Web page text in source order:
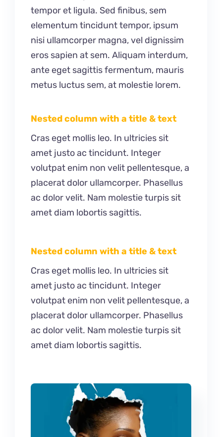
tempor et ligula. Sed finibus, sem
elementum tincidunt tempor, ipsum
nisi ullamcorper magna, vel dignissim
eros sapien at sem. Aliquam interdum,
ante eget sagittis fermentum, mauris
metus luctus sem, at molestie lorem.
Nested column with a title & text
Cras eget mollis leo. In ultricies sit
amet justo ac tincidunt. Integer
volutpat enim non velit pellentesque, a
placerat dolor ullamcorper. Phasellus
ac dolor velit. Nam molestie turpis sit
amet diam lobortis sagittis.
Nested column with a title & text
Cras eget mollis leo. In ultricies sit
amet justo ac tincidunt. Integer
volutpat enim non velit pellentesque, a
placerat dolor ullamcorper. Phasellus
ac dolor velit. Nam molestie turpis sit
amet diam lobortis sagittis.